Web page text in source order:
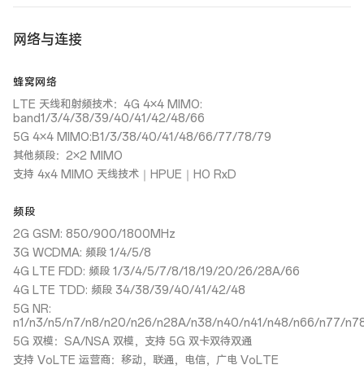
网络与连接
蜂窝网络
LTE 天线和射频技术：4G 4×4 MIMO:
band1/3/4/38/39/40/41/42/48/66
5G 4×4 MIMO:B1/3/38/40/41/48/66/77/78/79
其他频段：2×2 MIMO
支持 4x4 MIMO 天线技术｜HPUE｜HO RxD
频段
2G GSM: 850/900/1800MHz
3G WCDMA: 频段 1/4/5/8
4G LTE FDD: 频段 1/3/4/5/7/8/18/19/20/26/28A/66
4G LTE TDD: 频段 34/38/39/40/41/42/48
5G NR:
n1/n3/n5/n7/n8/n20/n26/n28A/n38/n40/n41/n48/n66/n77/
5G 双模：SA/NSA 双模，支持 5G 双卡双待双通
支持 VoLTE 运营商：移动，联通，电信，广电 VoLTE